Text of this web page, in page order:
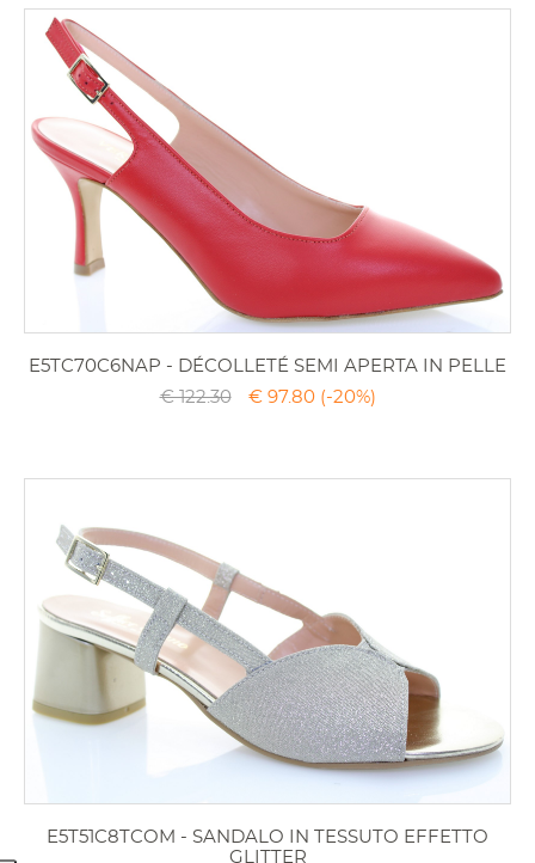
E5TC70C6NAP - DÉCOLLETÉ SEMI APERTA IN PELLE
€ 122.30
€ 97.80(-20%)
E5T51C8TCOM - SANDALO IN TESSUTO EFFETTO
GLITTER